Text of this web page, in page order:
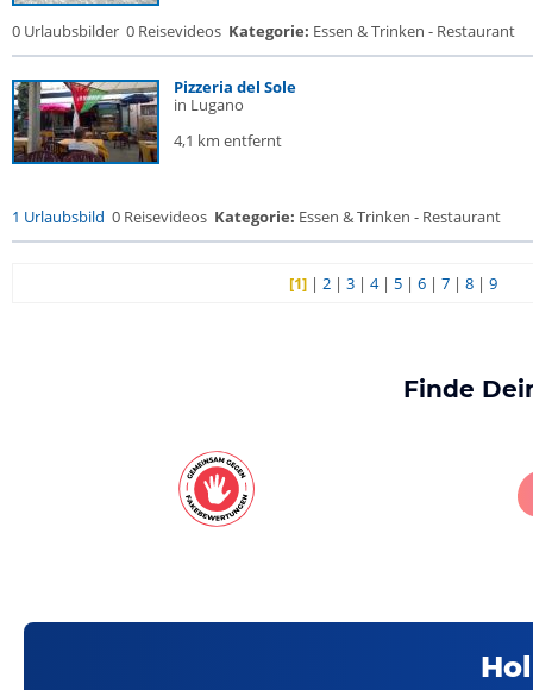
0 Urlaubsbilder 0 Reisevideos Kategorie: Essen & Trinken - Restaurant
Pizzeria del Sole
in Lugano
4,1 km entfernt
1 Urlaubsbild 0 Reisevideos Kategorie: Essen & Trinken - Restaurant
[1] |2 |3 |4| 5 |6 |7 |8 |9
Finde